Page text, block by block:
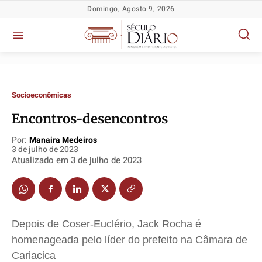
Política
Socioeconômicas
Justiça
Política
Socioeconômicas
Justiça
Política
Socioeconômicas
Justiça
Política
Socioeconômicas
Justiça
Domingo, Agosto 9, 2026
Socioeconômicas
Encontros-desencontros
Por: Manaira Medeiros
3 de julho de 2023
Atualizado em 3 de julho de 2023
Depois de Coser-Euclério, Jack Rocha é
homenageada pelo líder do prefeito na Câmara de
Cariacica